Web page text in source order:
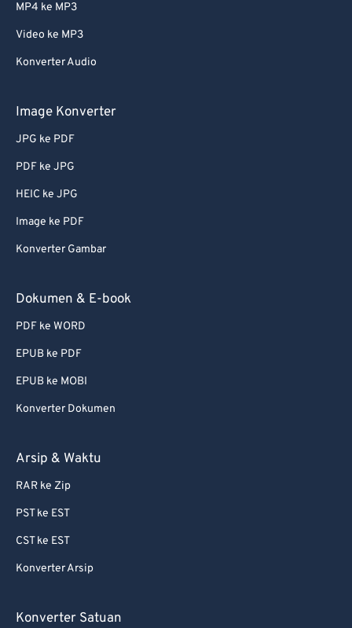
MP4 ke MP3
Video ke MP3
Konverter Audio
Image Konverter
JPG ke PDF
PDF ke JPG
HEIC ke JPG
Image ke PDF
Konverter Gambar
Dokumen & E-book
PDF ke WORD
EPUB ke PDF
EPUB ke MOBI
Konverter Dokumen
Arsip & Waktu
RAR ke Zip
PST ke EST
CST ke EST
Konverter Arsip
Konverter Satuan